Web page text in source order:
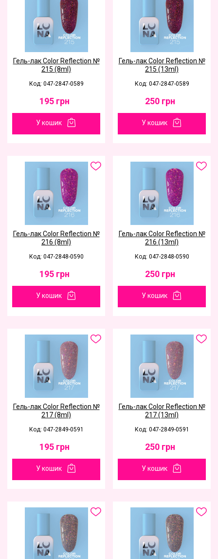
Гель-лак Color Reflection №
215 (8ml)
Код: 047-2847-0589
195 грн
У кошик
Гель-лак Color Reflection №
215 (13ml)
Код: 047-2847-0589
250 грн
У кошик
Гель-лак Color Reflection №
216 (8ml)
Код: 047-2848-0590
195 грн
У кошик
Гель-лак Color Reflection №
216 (13ml)
Код: 047-2848-0590
250 грн
У кошик
Гель-лак Color Reflection №
217 (8ml)
Код: 047-2849-0591
195 грн
У кошик
Гель-лак Color Reflection №
217 (13ml)
Код: 047-2849-0591
250 грн
У кошик